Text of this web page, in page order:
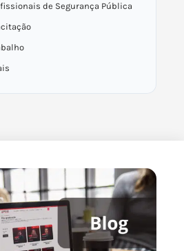
de Segurança Pública